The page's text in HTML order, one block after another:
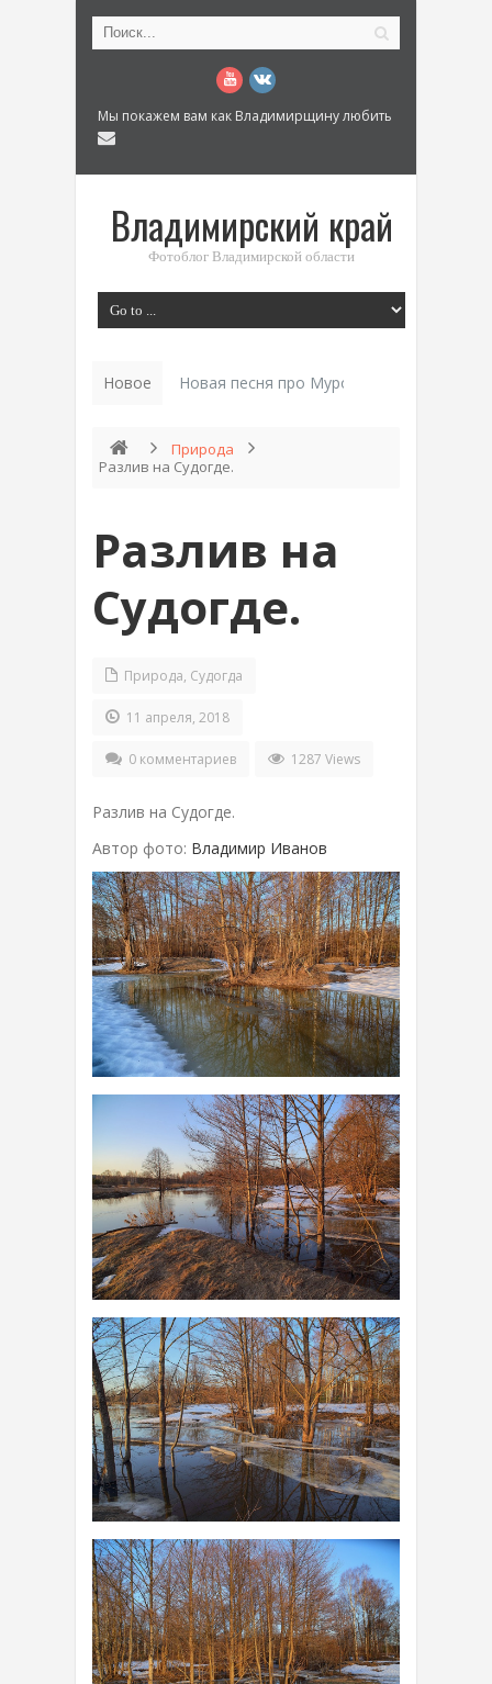
Мы покажем вам как Владимирщину любить
Владимирский край
Фотоблог Владимирской области
Новое Новая песня про Муром: «Былинный
Природа
Разлив на Судогде.
Разлив на
Судогде.
Природа, Судогда
11 апреля, 2018
0 комментариев 1287 Views
Разлив на Судогде.
Автор фото: Владимир Иванов